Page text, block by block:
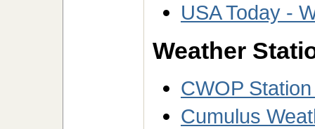
USA Today -
Weather
CWOP
Cumulus